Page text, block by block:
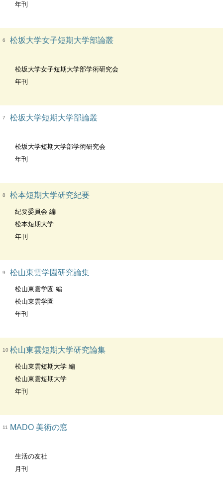
年刊
6 松坂大学女子短期大学部論叢
松坂大学女子短期大学部学術研究会
年刊
7 松坂大学短期大学部論叢
松坂大学短期大学部学術研究会
年刊
8 松本短期大学研究紀要
紀要委員会 編
松本短期大学
年刊
9 松山東雲学園研究論集
松山東雲学園 編
松山東雲学園
年刊
10 松山東雲短期大学研究論集
松山東雲短期大学 編
松山東雲短期大学
年刊
11 MADO 美術の窓
生活の友社
月刊